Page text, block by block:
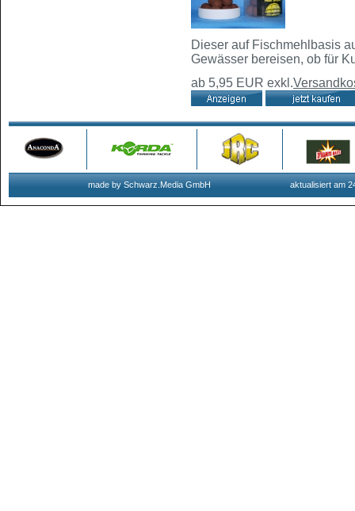
Dieser auf Fischmehlbasis
Gewässer bereisen, ob für
ab 5,95 EUR exkl.
made by Schwarz.Media GmbH aktualisiert am